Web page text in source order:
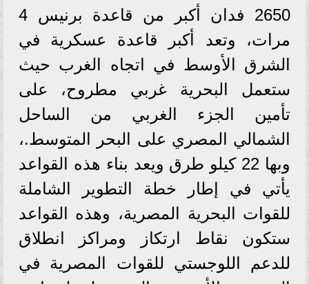
2650 فدان أكبر من قاعدة برنيس 4
مرات، وتعد أكبر قاعدة عسكرية في
الشرق الأوسط في اتجاه الغرب حيث
ستعمل البحرية غربي مطروح، على
تأمين الجزء الغربي من الساحل
الشمالي المصري على البحر المتوسط.،
وبها 22 كيلو طرق ويعد بناء هذه القواعد
يأتي في إطار خطة التطوير الشاملة
للقوات البحرية المصرية، وهذه القواعد
ستكون نقاط ارتكاز ومراكز انطلاق
للدعم اللوجستي للقوات المصرية في